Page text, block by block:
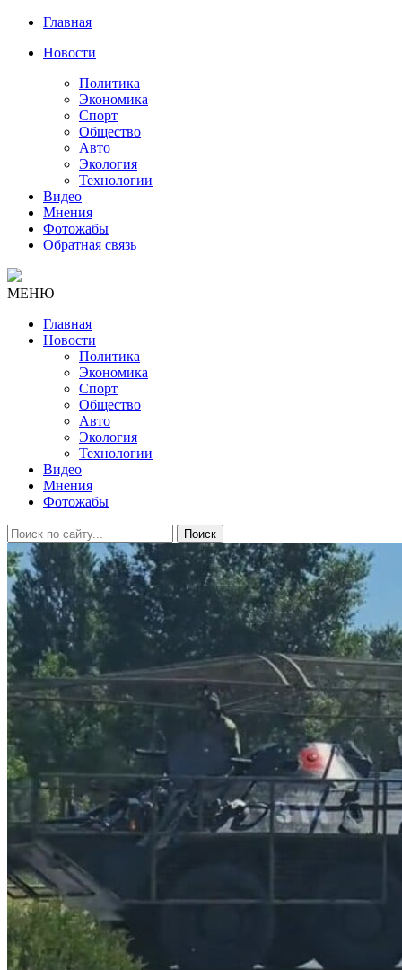
Главная
Новости
Политика
Экономика
Спорт
Общество
Авто
Экология
Технологии
Видео
Мнения
Фотожабы
Обратная связь
МЕНЮ
Главная
Новости
Политика
Экономика
Спорт
Общество
Авто
Экология
Технологии
Видео
Мнения
Фотожабы
Поиск